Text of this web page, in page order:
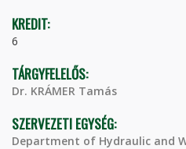
KREDIT:
6
TÁRGYFELELŐS:
Dr. KRÁMER Tamás
SZERVEZETI EGYSÉG:
Department of Hydraulic and